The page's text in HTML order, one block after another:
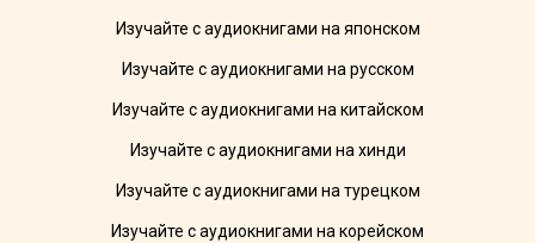
Изучайте с аудиокнигами на японском
Изучайте с аудиокнигами на русском
Изучайте с аудиокнигами на китайском
Изучайте с аудиокнигами на хинди
Изучайте с аудиокнигами на турецком
Изучайте с аудиокнигами на корейском